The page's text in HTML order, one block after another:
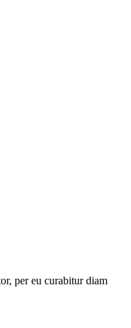
per eu curabitur diam